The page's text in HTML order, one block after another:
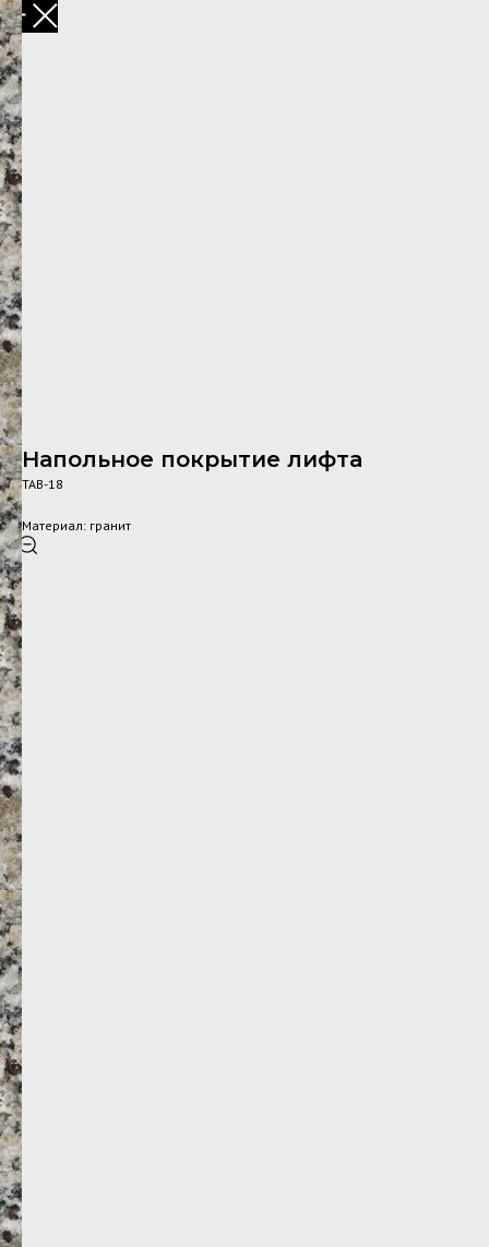
Напольное покрытие лифта
TAB-18
Материал: гранит